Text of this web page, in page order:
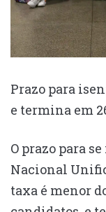
Prazo para
e termina em
O prazo para
Nacional
taxa é menor